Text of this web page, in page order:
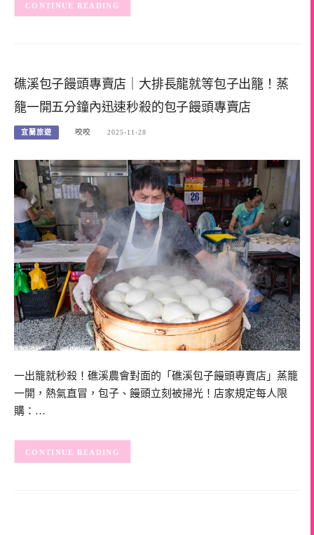
CONTINUE READING
礁溪包子饅頭專賣店｜大排長龍就等包子出籠！蒸
籠一開五分鐘內迅速秒殺的包子饅頭專賣店
宜蘭旅遊 咬咬 2025-11-28
一出籠就秒殺！礁溪農會對面的「礁溪包子饅頭專賣店」蒸籠
一開，熱氣直冒，包子、饅頭立刻被掃光！店家規定每人限
購：…
CONTINUE READING